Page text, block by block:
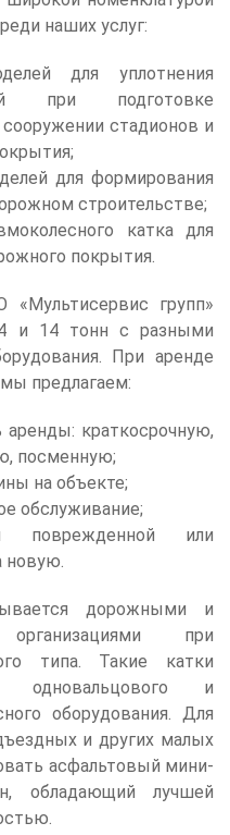
наших услуг:
для уплотнения
при подготовке
стадионов и
для формирования
строительстве;
катка для
покрытия.
групп»
4 и 14 тонн с разными
При аренде
предлагаем:
аренды: краткосрочную,
посменную;
на объекте;
обслуживание;
поврежденной или
новую.
дорожными и
организациями при
типа. Такие катки
и
оборудования. Для
и других малых
асфальтовый мини-
обладающий лучшей